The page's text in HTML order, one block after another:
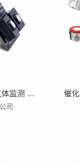
气体传感器模组 多种气体监测 双气体模组 单气体模组
司